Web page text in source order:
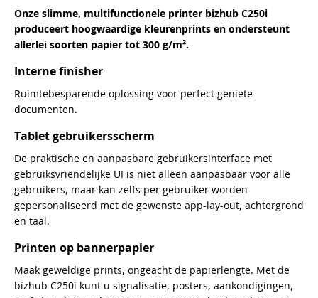
Onze slimme, multifunctionele printer bizhub C250i
produceert hoogwaardige kleurenprints en ondersteunt
allerlei soorten papier tot 300 g/m².
Interne finisher
Ruimtebesparende oplossing voor perfect geniete
documenten.
Tablet gebruikersscherm
De praktische en aanpasbare gebruikersinterface met
gebruiksvriendelijke UI is niet alleen aanpasbaar voor alle
gebruikers, maar kan zelfs per gebruiker worden
gepersonaliseerd met de gewenste app-lay-out, achtergrond
en taal.
Printen op bannerpapier
Maak geweldige prints, ongeacht de papierlengte. Met de
bizhub C250i kunt u signalisatie, posters, aankondigingen,